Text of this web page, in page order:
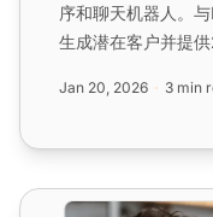
序和聊天机器人。
生成潜在客户并提
Jan 20, 2026 3 min
搭载AI智能体的在线